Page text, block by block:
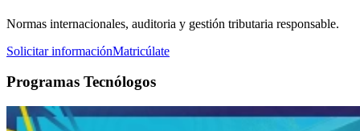
Normas internacionales, auditoria y gestión tributaria responsable.
Solicitar informaciónMatricúlate
Programas Tecnólogos